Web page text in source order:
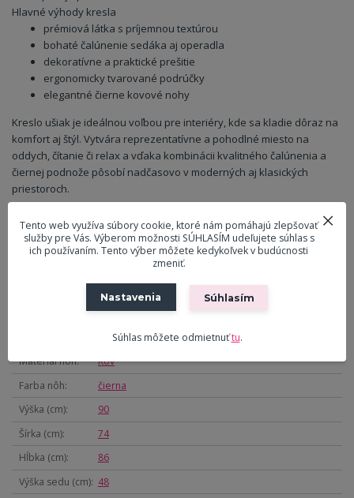
Hlavné výhody kresla
prémiová látka s príjemnou textúrou
bohaté čalúnenie sedáka aj operadla
dekoratívne a praktické prešitie
ergonomicky tvarované podrúčky
elegantné čierne kovové nohy
Kreslo ušiak je ideálnou voľbou pre interiéry, kde sa kladie dôraz na
komfort aj štýl. Vytvára reprezentatívne a pohodlné miesto na
oddych, čítanie či relax a vďaka kombinácii kvalitného čalúnenia a
čiernej podnože pôsobí nadčasovo v moderných aj klasických
priestoroch.
Parametre
Farba čalúnenia Krémová
100% polyester
Materiál nôh
Kov
Farba nôh
čierna
Výška (cm)
90
Šírka (cm)
74
Hĺbka (cm)
86
Výška sedu (cm)
48
Tento web využíva súbory cookie, ktoré nám pomáhajú zlepšovať
služby pre Vás. Výberom možnosti SÚHLASÍM udeľujete súhlas s
ich používaním. Tento výber môžete kedykoľvek v budúcnosti
zmeniť.
Nastavenia Súhlasím
Súhlas môžete odmietnuťtu.